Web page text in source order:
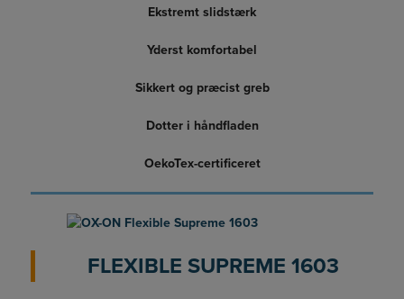
Ekstremt slidstærk
Yderst komfortabel
Sikkert og præcist greb
Dotter i håndfladen
OekoTex-certificeret
FLEXIBLE SUPREME 1603